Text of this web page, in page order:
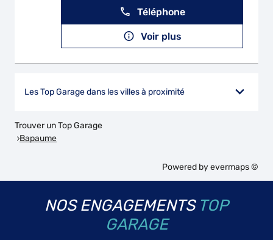
Téléphone
Voir plus
Les Top Garage dans les villes à proximité
Trouver un Top Garage
Bapaume
Powered byevermaps ©
NOS ENGAGEMENTS TOP
GARAGE